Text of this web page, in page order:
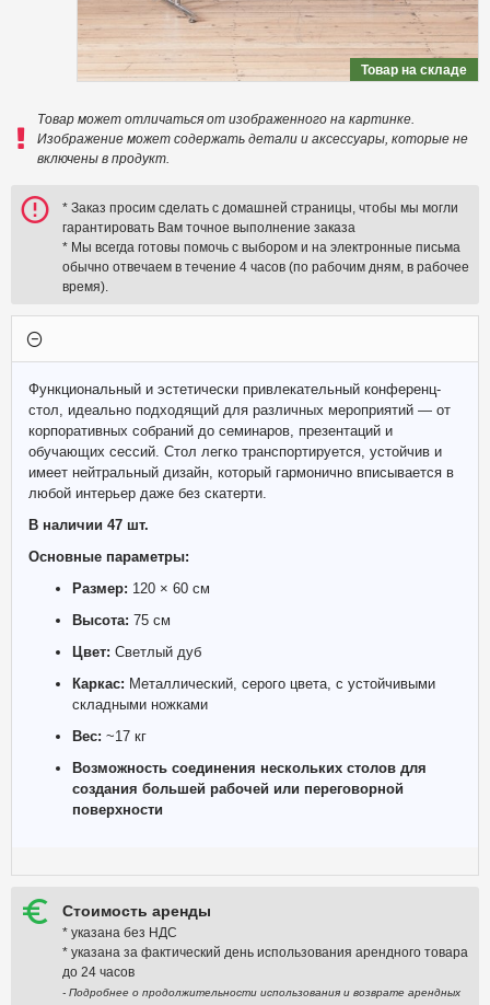
Товар на складе
Товар может отличаться от изображенного на картинке.
Изображение может содержать детали и аксессуары, которые не
включены в продукт.
* Заказ просим сделать с домашней страницы, чтобы мы могли
гарантировать Вам точное выполнение заказа
* Мы всегда готовы помочь с выбором и на электронные письма
обычно отвечаем в течение 4 часов (по рабочим дням, в рабочее
время).
Стоимость аренды
* указана без НДС
* указана за фактический день использования арендного товара
до 24 часов
- Подробнее о продолжительности использования и возврате арендных
Функциональный и эстетически привлекательный конференц-
стол, идеально подходящий для различных мероприятий — от
корпоративных собраний до семинаров, презентаций и
обучающих сессий. Стол легко транспортируется, устойчив и
имеет нейтральный дизайн, который гармонично вписывается в
любой интерьер даже без скатерти.
В наличии 47 шт.
Основные параметры:
Размер: 120 × 60 см
Высота: 75 см
Цвет: Светлый дуб
Каркас: Металлический, серого цвета, с устойчивыми
складными ножками
Вес: ~17 кг
Возможность соединения нескольких столов для
создания большей рабочей или переговорной
поверхности